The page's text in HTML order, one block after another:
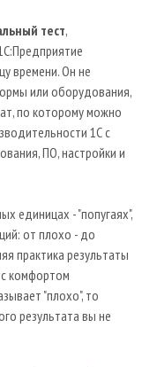
тест,
времени. Он не
или оборудования,
по которому можно
1С с
ПО, настройки и
единицах - "попугаях",
от плохо - до
практика результаты
комфортом
"плохо", то
результата вы не